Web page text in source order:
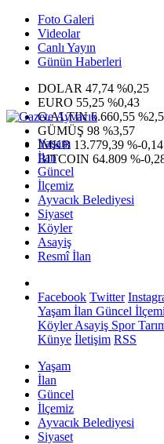
Foto Galeri
Videolar
Canlı Yayın
Günün Haberleri
DOLAR 47,74 %0,25
EURO 55,25 %0,43
G.ALTIN6.660,55
GÜMÜŞ 98 %3,57
IMKB 13.779,39 %-0,14
BITCOIN 64.809 %-
Yaşam
İlan
Güncel
İlçemiz
Ayvacık Belediyesi
Siyaset
Köyler
Asayiş
Resmî İlan
Facebook Twitter
Yaşam İlan Güncel
KöylerAsayiş Spor
Künye İletişim RSS
Yaşam
İlan
Güncel
İlçemiz
Ayvacık Belediyesi
Siyaset